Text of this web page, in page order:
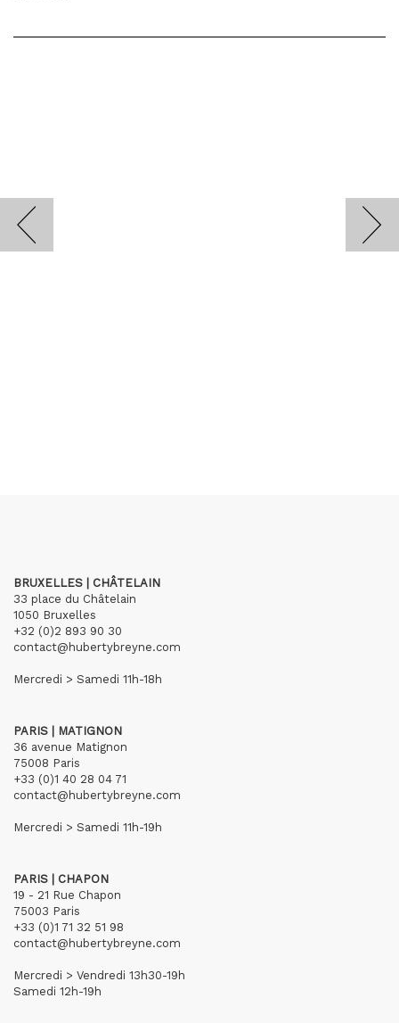
BRUXELLES | CHÂTELAIN
33 place du Châtelain
1050 Bruxelles
+32 (0)2 893 90 30
contact@hubertybreyne.com
Mercredi > Samedi 11h-18h
PARIS | MATIGNON
36 avenue Matignon
75008 Paris
+33 (0)1 40 28 04 71
contact@hubertybreyne.com
Mercredi > Samedi 11h-19h
PARIS | CHAPON
19 - 21 Rue Chapon
75003 Paris
+33 (0)1 71 32 51 98
contact@hubertybreyne.com
Mercredi > Vendredi 13h30-19h
Samedi 12h-19h